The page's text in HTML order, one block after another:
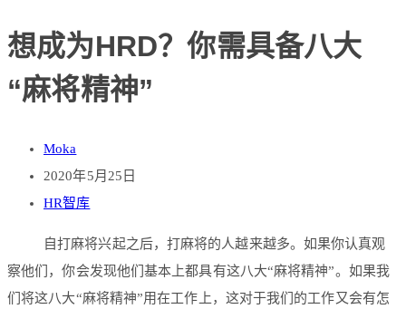
想成为HRD？你需具备八大
“麻将精神”
Moka
2020年5月25日
HR智库
自打麻将兴起之后，打麻将的人越来越多。如果你认真观
察他们，你会发现他们基本上都具有这八大“麻将精神”。如果我
们将这八大“麻将精神”用在工作上，这对于我们的工作又会有怎